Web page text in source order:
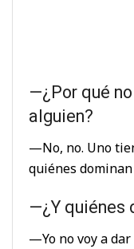
—¿Por qué
alguien?
—No, no. Uno
quiénes
—¿Y quiénes
—Yo no voy a